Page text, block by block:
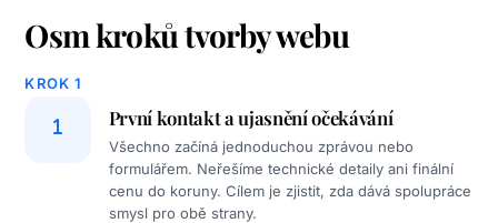
Osm kroků tvorby webu
KROK 1
První kontakt a ujasnění očekávání
Všechno začíná jednoduchou zprávou nebo
formulářem. Neřešíme technické detaily ani finální
cenu do koruny. Cílem je zjistit, zda dává spolupráce
smysl pro obě strany.